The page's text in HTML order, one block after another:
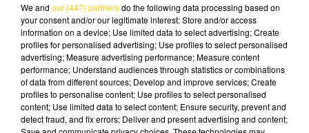
8 mai 2026 - 3 min 35 sec
L'INFO DE LA HAUTE-LOIRE DU
We and our (447) partnersdo the following data processing based on
your consent and/or our legitimate interest: Store and/or access
information on a device; Use limited data to select advertising; Create
profiles for personalised advertising; Use profiles to select personalised
advertising; Measure advertising performance; Measure content
performance; Understand audiences through statistics or combinations
of data from different sources; Develop and improve services; Create
profiles to personalise content; Use profiles to select personalised
content; Use limited data to select content; Ensure security, prevent and
detect fraud, and fix errors; Deliver and present advertising and content;